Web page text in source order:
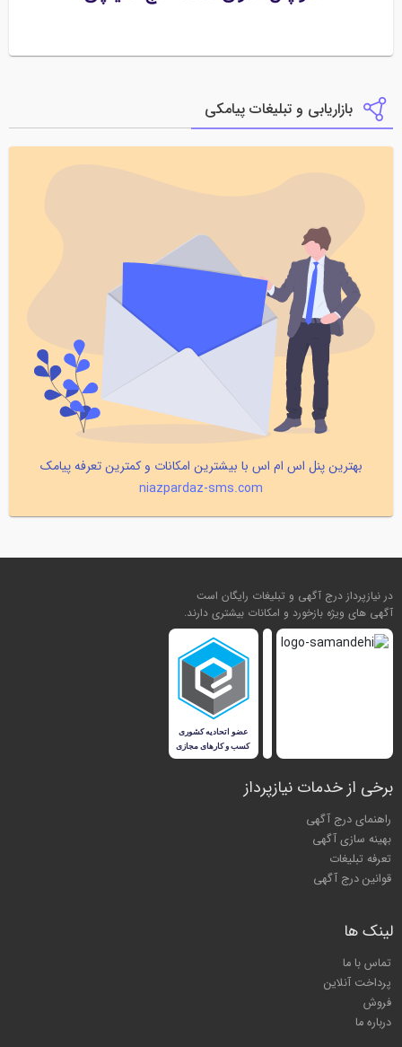
بازاریابی و تبلیغات پیامکی
بهترین پنل اس ام اس با بیشترین امکانات و کمترین تعرفه پیامک
niazpardaz-sms.com
در نیازپرداز درج آگهی و تبلیغات رایگان است
آگهی های ویژه بازخورد و امکانات بیشتری دارند.
برخی از خدمات نیازپرداز
راهنمای درج آگهی
بهینه سازی آگهی
تعرفه تبلیغات
قوانین درج آگهی
لینک ها
تماس با ما
پرداخت آنلاین
فروش
درباره ما